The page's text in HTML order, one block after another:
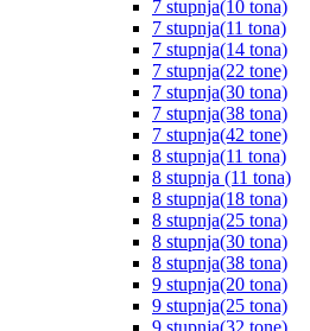
7 stupnja(10 tona)
7 stupnja(11 tona)
7 stupnja(14 tona)
7 stupnja(22 tone)
7 stupnja(30 tona)
7 stupnja(38 tona)
7 stupnja(42 tone)
8 stupnja(11 tona)
8 stupnja (11 tona)
8 stupnja(18 tona)
8 stupnja(25 tona)
8 stupnja(30 tona)
8 stupnja(38 tona)
9 stupnja(20 tona)
9 stupnja(25 tona)
9 stupnja(32 tone)